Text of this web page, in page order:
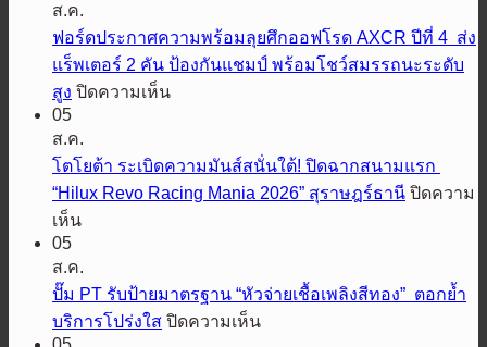
ซู
บิชิ
มอ
เต
เตรียม
ปล่อย
สมรรถนะ
พิชิต
ทุก
ส.ค.
ฟอร์ดประกาศความพร้อมลุยศึกออฟโรด AXCR ปีที่ 4 ส่ง
แร็พเตอร์ 2 คัน ป้องกันแชมป์ พร้อมโชว์สมรรถนะระดับ
สูง ปิดความเห็นบน
ประกาศ
ความ
ออฟ
05
ส.ค.
โตโยต้า ระเบิดความมันส์สนั่นใต้! ปิดฉากสนามแรก
“Hilux Revo Racing Mania 2026” สุราษฎร์ธานี ปิดความ
เห็นบน
โย
ต้า
ระเบิด
05
ส.ค.
ปั๊ม PT รับป้ายมาตรฐาน “หัวจ่ายเชื้อเพลิงสีทอง” ตอกย้ำ
บริการโปร่งใส ปิดความเห็นบน